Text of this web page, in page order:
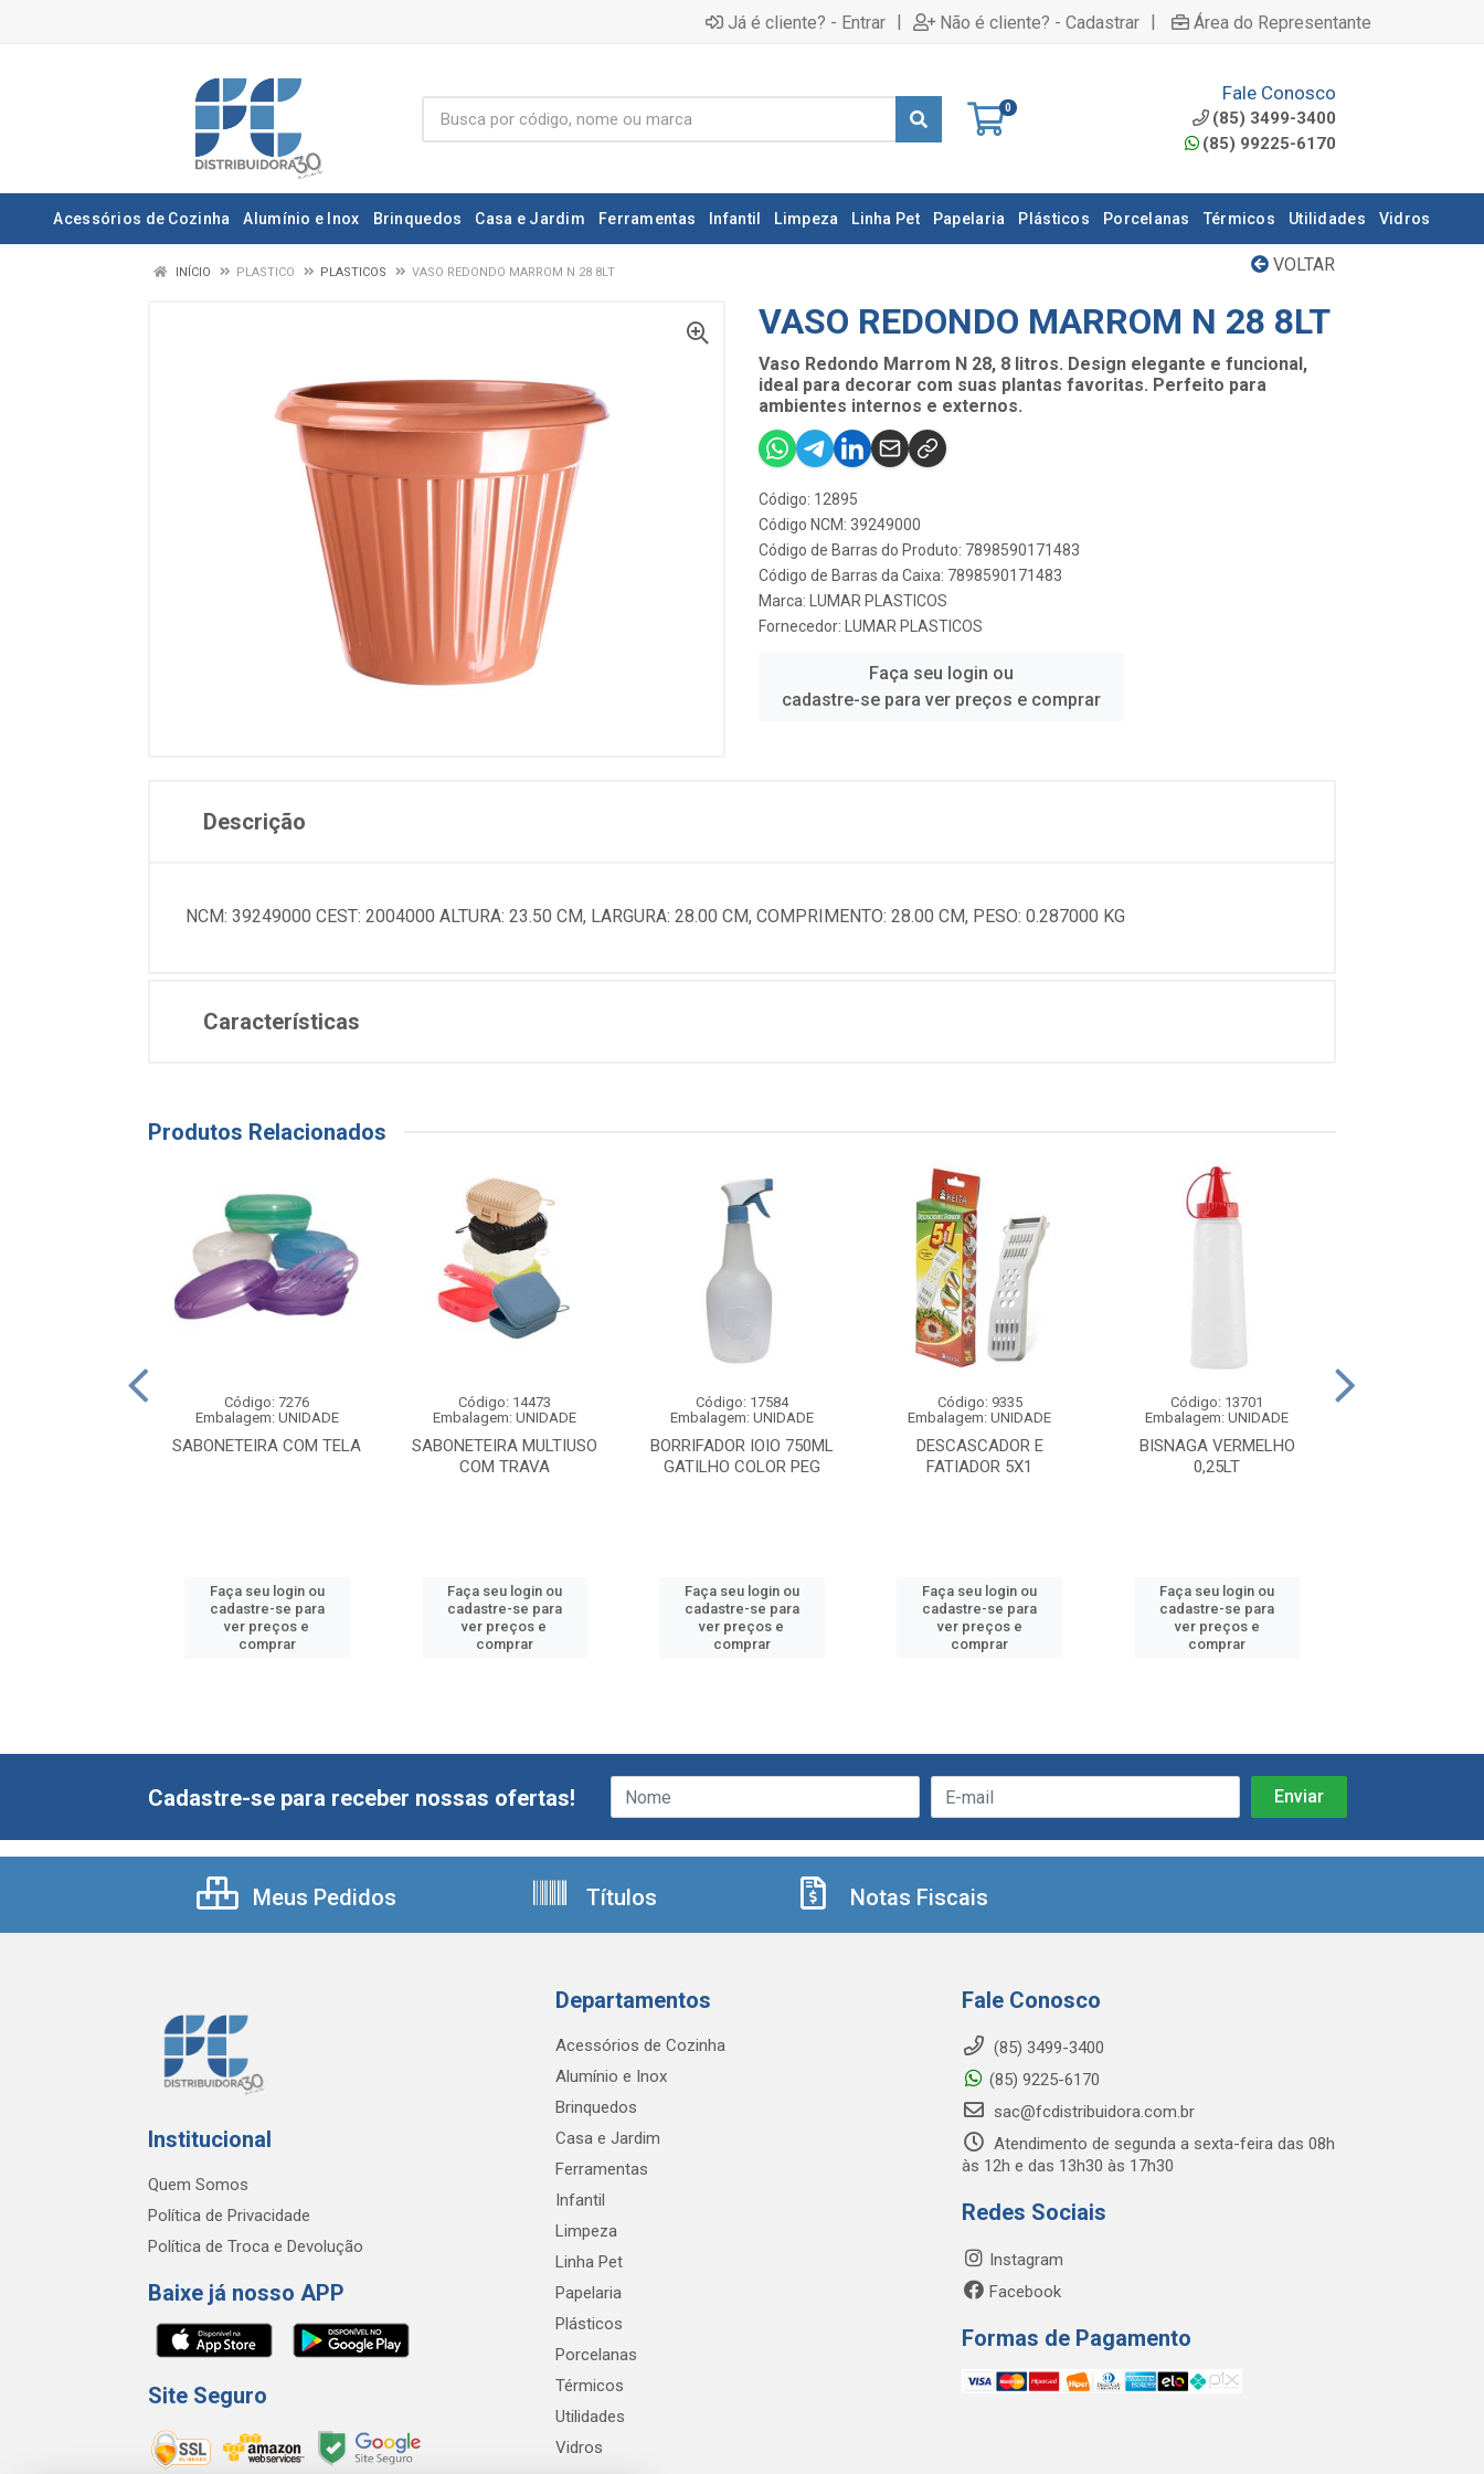
Já é cliente? - Entrar | Não é cliente? - Cadastrar | Área do Representante
0
Fale Conosco
(85) 3499-3400
(85) 99225-6170
Acessórios de Cozinha Alumínio e Inox Brinquedos Casa e Jardim Ferramentas Infantil Limpeza Linha Pet Papelaria Plásticos Porcelanas Térmicos Utilidades Vidros
VOLTAR
INÍCIO PLASTICO PLASTICOS VASO REDONDO MARROM N 28 8LT
VASO REDONDO MARROM N 28 8LT
Vaso Redondo Marrom N 28, 8 litros. Design elegante e funcional,
ideal para decorar com suas plantas favoritas. Perfeito para
ambientes internos e externos.
Código: 12895
Código NCM: 39249000
Código de Barras do Produto: 7898590171483
Código de Barras da Caixa: 7898590171483
Marca:
LUMAR PLASTICOS
Fornecedor:
LUMAR PLASTICOS
Faça seu login ou
cadastre-se para ver preços e comprar
Descrição
NCM: 39249000 CEST: 2004000 ALTURA: 23.50 CM, LARGURA: 28.00 CM, COMPRIMENTO: 28.00 CM, PESO: 0.287000 KG
Características
Produtos Relacionados
SABONETEIRA COM TELA
Código: 7276
Embalagem: UNIDADE
Faça seu login ou
cadastre-se para
ver preços e
comprar
SABONETEIRA MULTIUSO
COM TRAVA
Código: 14473
Embalagem: UNIDADE
Faça seu login ou
cadastre-se para
ver preços e
comprar
BORRIFADOR IOIO 750ML
GATILHO COLOR PEG
Código: 17584
Embalagem: UNIDADE
Faça seu login ou
cadastre-se para
ver preços e
comprar
DESCASCADOR E
FATIADOR 5X1
Código: 9335
Embalagem: UNIDADE
Faça seu login ou
cadastre-se para
ver preços e
comprar
BISNAGA VERMELHO
0,25LT
Código: 13701
Embalagem: UNIDADE
Faça seu login ou
cadastre-se para
ver preços e
comprar
Cadastre-se para receber nossas ofertas!
Meus Pedidos Títulos Notas Fiscais
Institucional
Quem Somos
Política de Privacidade
Política de Troca e Devolução
Baixe já nosso APP
Site Seguro
Departamentos
Acessórios de Cozinha
Alumínio e Inox
Brinquedos
Casa e Jardim
Ferramentas
Infantil
Limpeza
Linha Pet
Papelaria
Plásticos
Porcelanas
Térmicos
Utilidades
Vidros
Fale Conosco
(85) 3499-3400
(85) 9225-6170
sac@fcdistribuidora.com.br
Atendimento de segunda a sexta-feira das 08h
às 12h e das 13h30 às 17h30
Redes Sociais
Instagram
Facebook
Formas de Pagamento